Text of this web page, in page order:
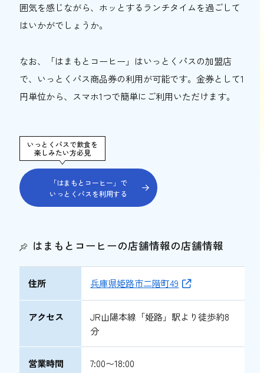
囲気を感じながら、ホッとするランチタイムを過ごして
はいかがでしょうか。
なお、「はまもとコーヒー」はいっとくパスの加盟店
で、いっとくパス商品券の利用が可能です。金券として1
円単位から、スマホ1つで簡単にご利用いただけます。
いっとくパスで飲食を
楽しみたい方必見
「はまもとコーヒー」で
いっとくパスを利用する
はまもとコーヒーの店舗情報の店舗情報
住所 兵庫県姫路市二階町49
アクセス
JR山陽本線「姫路」駅より徒歩約8
分
営業時間 7:00〜18:00